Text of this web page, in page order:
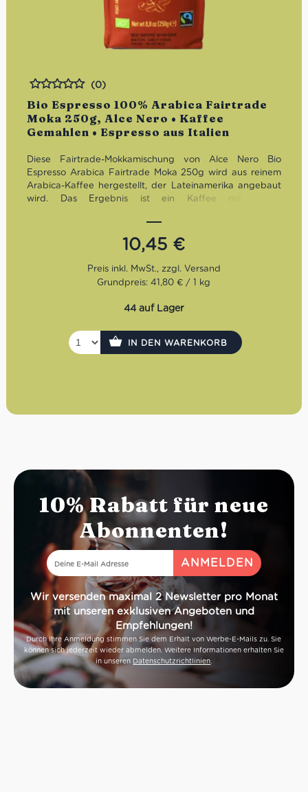
Bio Espresso 100% Arabica Fairtrade
Moka 250g, Alce Nero • Kaffee
Gemahlen • Espresso aus Italien
Bewertet
(0)
Diese Fairtrade-Mokkamischung von Alce Nero Bio
Espresso Arabica Fairtrade Moka 250g wird aus reinem
Arabica-Kaffee hergestellt, der Lateinamerika angebaut
wird. Das Ergebnis ist ein Kaffee mit einem
Geschmack. Bio- und Fairtrade zertifiziert.
10,45 €
Grundpreis: 41,80 € / 1 kg
44 auf Lager
IN DEN WARENKORB
10% Rabatt für neue
Abonnenten!
Wir versenden maximal 2 Newsletter pro Monat
mit unseren exklusiven Angeboten und
Empfehlungen!
Durch Ihre Anmeldung stimmen Sie dem Erhalt von Werbe-E-Mails zu. Sie
können sich jederzeit wieder abmelden. Weitere Informationen erhalten Sie
in unseren Datenschutzrichtlinien